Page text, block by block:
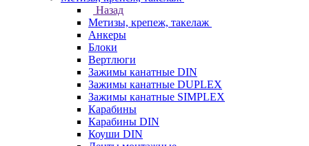
Назад
Метизы, крепеж, такелаж
Анкеры
Блоки
Вертлюги
Зажимы канатные DIN
Зажимы канатные DUPLEX
Зажимы канатные SIMPLEX
Карабины
Карабины DIN
Коуши DIN